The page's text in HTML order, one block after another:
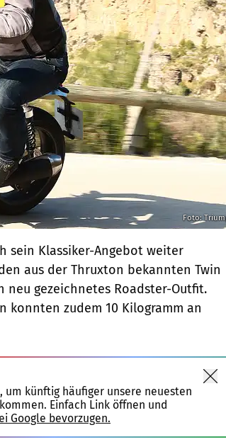
Foto:
sein Klassiker-Angebot weiter
aus der Thruxton bekannten Twin
neu gezeichnetes Roadster-Outfit.
konnten zudem 10 Kilogramm an
um künftig häufiger unsere neuesten
Einfach Link öffnen und
Google bevorzugen.